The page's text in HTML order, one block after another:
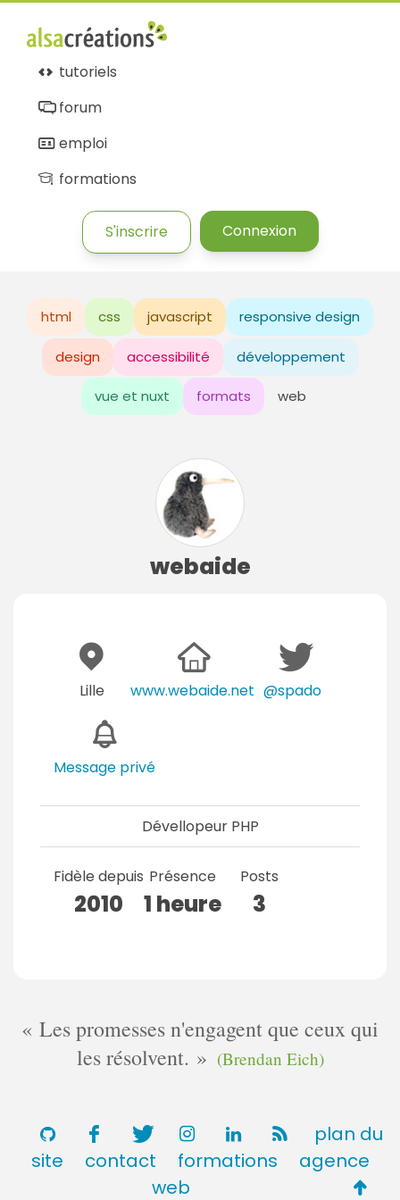
tutoriels
forum
emploi
formations
S'inscrire Connexion
html css javascript responsive design
design accessibilité développement
vue et nuxt formats web
webaide
Lille www.webaide.net @spado
Message privé
Dévellopeur PHP
Fidèle depuis
2010
Présence
1 heure
Posts
3
Les promesses n'engagent que ceux qui
les résolvent.
(Brendan Eich)
plan du
site
contact formations
agence
web